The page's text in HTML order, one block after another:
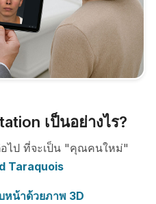
เป็นอย่างไร?
ไป ที่จะเป็น "คุณคนใหม่"
Taraquois
หน้าด้วยภาพ 3D